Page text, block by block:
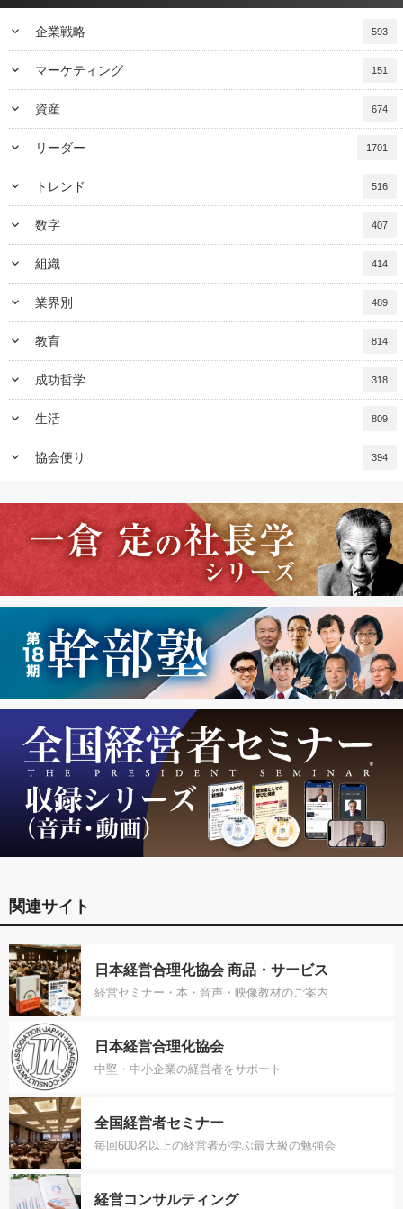
keyboard_arrow_down 企業戦略 593
keyboard_arrow_down マーケティング 151
keyboard_arrow_down 資産 674
keyboard_arrow_down リーダー 1701
keyboard_arrow_down トレンド 516
keyboard_arrow_down 数字 407
keyboard_arrow_down 組織 414
keyboard_arrow_down 業界別 489
keyboard_arrow_down 教育 814
keyboard_arrow_down 成功哲学 318
keyboard_arrow_down 生活 809
keyboard_arrow_down 協会便り 394
関連サイト
日本経営合理化協会 商品・サービス
経営セミナー・本・音声・映像教材のご案内
日本経営合理化協会
中堅・中小企業の経営者をサポート
全国経営者セミナー
毎回600名以上の経営者が学ぶ最大級の勉強会
経営コンサルティング